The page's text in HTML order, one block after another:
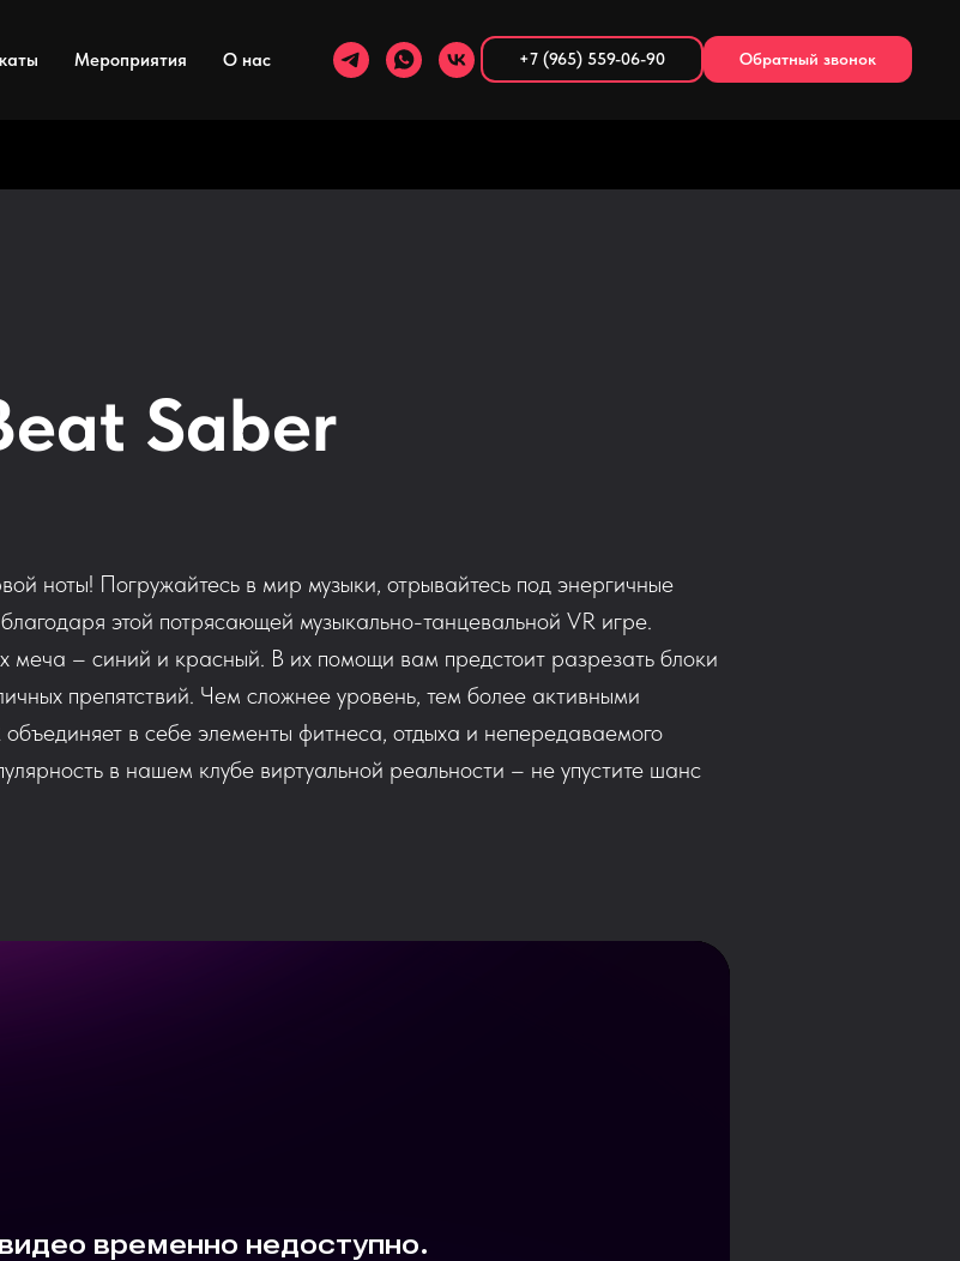
Мероприятия О нас +7 (965) 559-06-90 Обратный звонок
Saber
ноты! Погружайтесь в мир музыки, отрывайтесь под энергичные
этой потрясающей музыкально-танцевальной VR игре.
меча – синий и красный. В их помощи вам предстоит разрезать блоки
препятствий. Чем сложнее уровень, тем более активными
в себе элементы фитнеса, отдыха и непередаваемого
в нашем клубе виртуальной реальности – не упустите шанс